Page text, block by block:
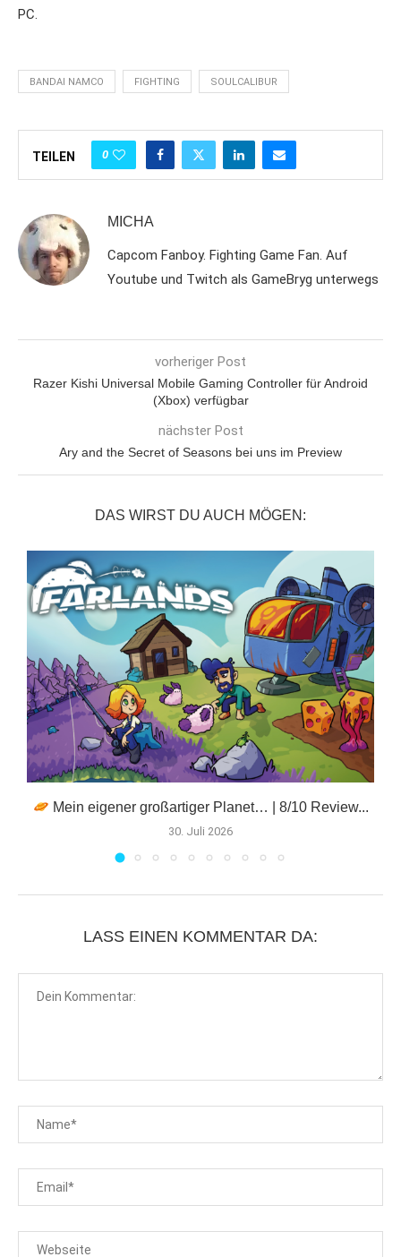
PC.
BANDAI NAMCO FIGHTING SOULCALIBUR
TEILEN 0
MICHA
Capcom Fanboy. Fighting Game Fan. Auf
Youtube und Twitch als GameBryg unterwegs
vorheriger Post
Razer Kishi Universal Mobile Gaming Controller für Android
(Xbox) verfügbar
nächster Post
Ary and the Secret of Seasons bei uns im Preview
DAS WIRST DU AUCH MÖGEN:
Mein eigener großartiger Planet… | 8/10 Review...
30. Juli 2026
LASS EINEN KOMMENTAR DA: